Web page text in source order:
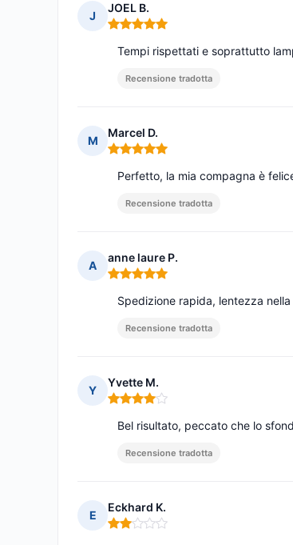
J
JOEL B.
Nota: 5 su 5
Tempi rispettati e soprattutto
Recensione tradotta
M
Marcel D.
Nota: 5 su 5
Perfetto, la mia compagna è
Recensione tradotta
A
anne laure P.
Nota: 5 su 5
Spedizione rapida, lentezza
Recensione tradotta
Y
Yvette M.
Nota: 4 su 5
Bel risultato, peccato che lo
Recensione tradotta
E
Eckhard K.
Nota: 2 su 5